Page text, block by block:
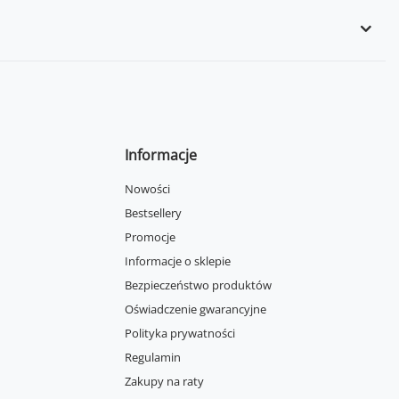
Informacje
Nowości
Bestsellery
Promocje
Informacje o sklepie
Bezpieczeństwo produktów
Oświadczenie gwarancyjne
Polityka prywatności
Regulamin
Zakupy na raty